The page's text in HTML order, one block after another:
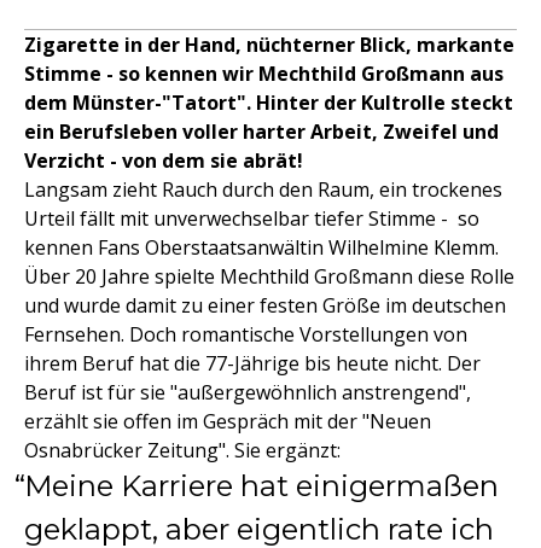
Zigarette in der Hand, nüchterner Blick, markante
Stimme - so kennen wir Mechthild Großmann aus
dem Münster-"Tatort". Hinter der Kultrolle steckt
ein Berufsleben voller harter Arbeit, Zweifel und
Verzicht - von dem sie abrät!
Langsam zieht Rauch durch den Raum, ein trockenes
Urteil fällt mit unverwechselbar tiefer Stimme - so
kennen Fans Oberstaatsanwältin Wilhelmine Klemm.
Über 20 Jahre spielte Mechthild Großmann diese Rolle
und wurde damit zu einer festen Größe im deutschen
Fernsehen. Doch romantische Vorstellungen von
ihrem Beruf hat die 77-Jährige bis heute nicht. Der
Beruf ist für sie "außergewöhnlich anstrengend",
erzählt sie offen im Gespräch mit der "Neuen
Osnabrücker Zeitung". Sie ergänzt:
Meine Karriere hat einigermaßen
geklappt, aber eigentlich rate ich